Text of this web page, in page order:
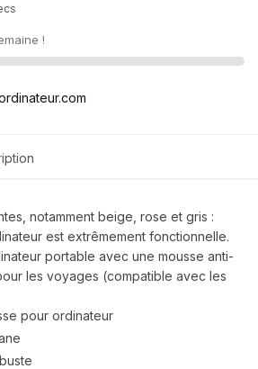
!
notamment beige, rose et gris :
est extrêmement fonctionnelle.
portable avec une mousse anti-
les voyages (compatible avec les
pour ordinateur